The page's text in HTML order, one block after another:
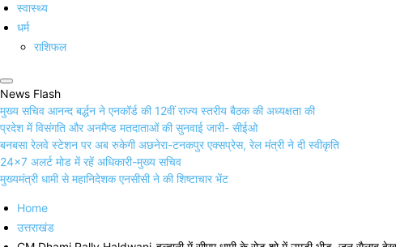
स्वास्थ्य
धर्म
राशिफल
News Flash
मुख्य सचिव आनन्द बर्द्धन ने एनकॉर्ड की 12वीं राज्य स्तरीय बैठक की अध्यक्षता की
प्रदेश में विसंगति और अनमैप्ड मतदाताओं की सुनवाई जारी- सीईओ
बनबसा रेलवे स्टेशन पर अब रुकेगी अछनेरा-टनकपुर एक्सप्रेस, रेल मंत्री ने दी स्वीकृति
24×7 अलर्ट मोड में रहें अधिकारी-मुख्य सचिव
मुख्यमंत्री धामी से महानिदेशक एनसीसी ने की शिष्टाचार भेंट
Home
उत्तराखंड